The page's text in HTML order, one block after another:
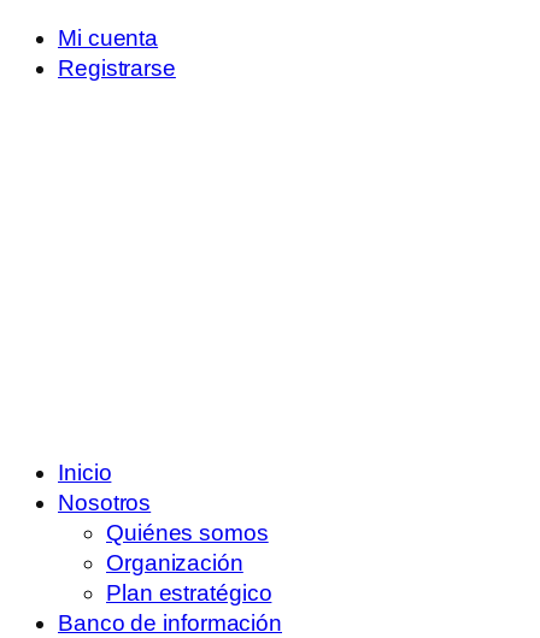
Mi cuenta
Registrarse
Inicio
Nosotros
Quiénes somos
Organización
Plan estratégico
Banco de información